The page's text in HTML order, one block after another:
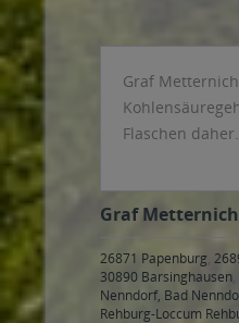
Graf
Flaschen
Graf
26871 Papenburg,
30890 Barsinghausen,
Nenndorf, Bad
Rehburg-Loccum